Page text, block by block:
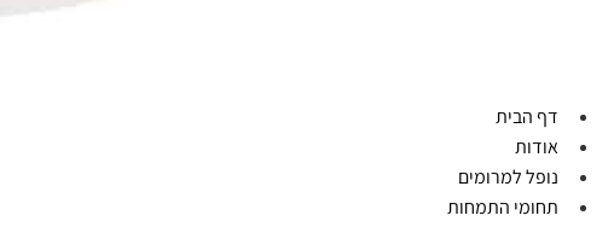
דף הבית
אודות
נופל למרומים
תחומי התמחות